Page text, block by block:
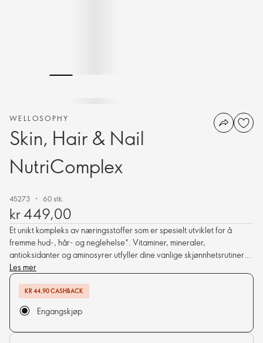
WELLOSOPHY
Skin, Hair & Nail
NutriComplex
45273 60 stk.
kr 449,00
Et unikt kompleks av næringsstoffer som er spesielt utviklet for å
fremme hud-, hår- og neglehelse*. Vitaminer, mineraler,
antioksidanter og aminosyrer utfyller dine vanlige skjønnhetsrutiner
og -behandlinger ved å pleie skjønnheten din innenfra.
Les mer
KR 44,90 CASHBACK
Engangskjøp